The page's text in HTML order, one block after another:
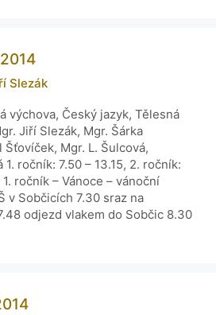
Slezák
výchova, Český jazyk, Tělesná
Jiří Slezák, Mgr. Šárka
Šťovíček, Mgr. L. Šulcová,
1. ročník: 7.50 – 13.15, 2. ročník:
ročník – Vánoce – vánoční
v Sobčicích 7.30 sraz na
odjezd vlakem do Sobčic 8.30